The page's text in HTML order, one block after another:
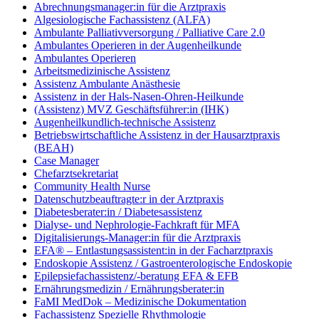
Abrechnungsmanager:in für die Arztpraxis
Algesiologische Fachassistenz (ALFA)
Ambulante Palliativversorgung / Palliative Care 2.0
Ambulantes Operieren in der Augenheilkunde
Ambulantes Operieren
Arbeitsmedizinische Assistenz
Assistenz Ambulante Anästhesie
Assistenz in der Hals-Nasen-Ohren-Heilkunde
(Assistenz) MVZ Geschäftsführer:in (IHK)
Augenheilkundlich-technische Assistenz
Betriebswirtschaftliche Assistenz in der Hausarztpraxis
(BEAH)
Case Manager
Chefarztsekretariat
Community Health Nurse
Datenschutzbeauftragte:r in der Arztpraxis
Diabetesberater:in / Diabetesassistenz
Dialyse- und Nephrologie-Fachkraft für MFA
Digitalisierungs-Manager:in für die Arztpraxis
EFA® – Entlastungsassistent:in in der Facharztpraxis
Endoskopie Assistenz / Gastroenterologische Endoskopie
Epilepsiefachassistenz/-beratung EFA & EFB
Ernährungsmedizin / Ernährungsberater:in
FaMI MedDok – Medizinische Dokumentation
Fachassistenz Spezielle Rhythmologie